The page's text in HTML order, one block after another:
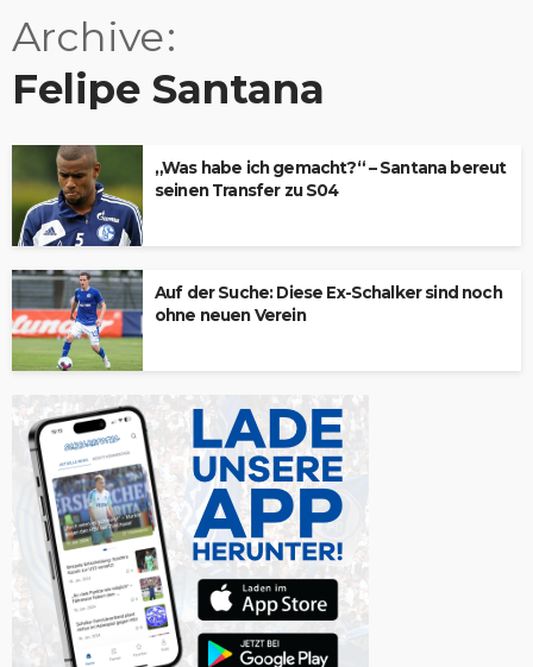
Archive
Felipe Santana
„Was habe ich gemacht?“ – Santana bereut
seinen Transfer zu S04
Auf der Suche: Diese Ex-Schalker sind noch
ohne neuen Verein